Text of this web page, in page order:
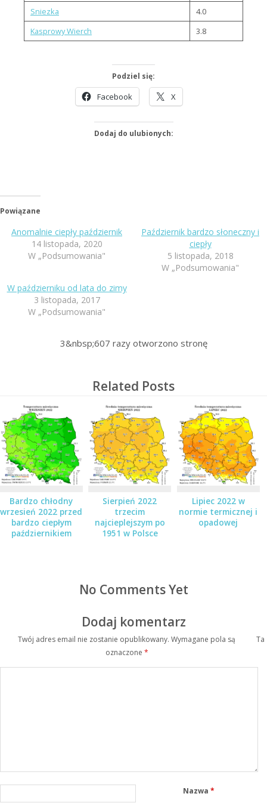
Sniezka
4.0
Kasprowy Wierch
3.8
Podziel się:
Facebook X
Dodaj do ulubionych:
Powiązane
Anomalnie ciepły październik
14 listopada, 2020
W „Podsumowania"
Październik bardzo słoneczny i
ciepły
5 listopada, 2018
W „Podsumowania"
W październiku od lata do zimy
3 listopada, 2017
W „Podsumowania"
3&nbsp;607 razy otworzono stronę
Related Posts
Bardzo chłodny
wrzesień 2022 przed
bardzo ciepłym
październikiem
Sierpień 2022
trzecim
najcieplejszym po
1951 w Polsce
Lipiec 2022 w
normie termicznej i
opadowej
No Comments Yet
Dodaj komentarz
Twój adres email nie zostanie opublikowany. Wymagane pola są
oznaczone *
Nazwa*
Ta